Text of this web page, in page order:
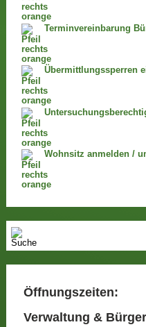
Terminvereinbarung
Übermittlungssperren
Wohnsitz anmelden /
Öffnungszeiten:
Verwaltung &